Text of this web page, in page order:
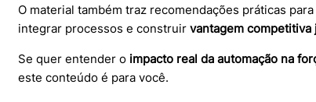
O material também traz recomendações práticas
integrar processos e construir vantagem
Se quer entender o impacto real da automação na
este conteúdo é para você.